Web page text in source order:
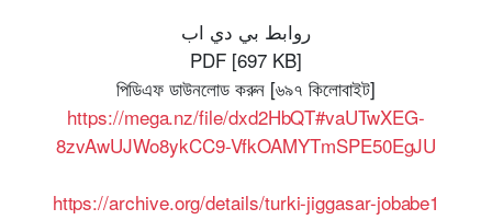
روابط بي دي اب
PDF [697 KB]
পিডিএফ ডাউনলোড করুন [৬৯৭ কিলোবাইট]
https://mega.nz/file/dxd2HbQT#vaUTwXEG-
8zvAwUJWo8ykCC9-VfkOAMYTmSPE50EgJU
https://archive.org/details/turki-jiggasar-jobabe1